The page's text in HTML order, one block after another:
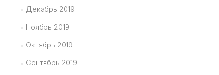
Декабрь 2019
Ноябрь 2019
Октябрь 2019
Сентябрь 2019